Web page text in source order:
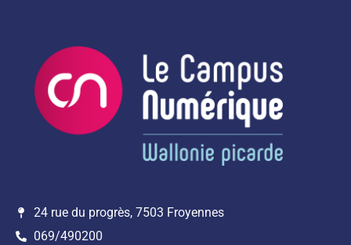
24 rue du progrès, 7503 Froyennes
069/490200